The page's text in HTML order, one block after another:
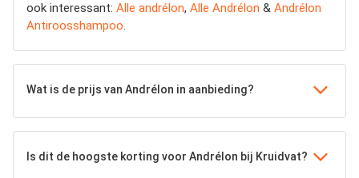
ook interessant: Alle andrélon, Alle Andrélon & Andrélon
Antiroosshampoo.
Wat is de prijs van Andrélon in aanbieding?
Is dit de hoogste korting voor Andrélon bij Kruidvat?